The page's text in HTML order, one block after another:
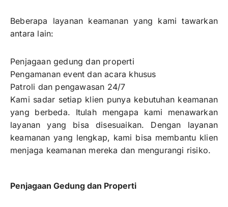
Beberapa layanan keamanan yang kami tawarkan
antara lain:
Penjagaan gedung dan properti
Pengamanan event dan acara khusus
Patroli dan pengawasan 24/7
Kami sadar setiap klien punya kebutuhan keamanan
yang berbeda. Itulah mengapa kami menawarkan
layanan yang bisa disesuaikan. Dengan layanan
keamanan yang lengkap, kami bisa membantu klien
menjaga keamanan mereka dan mengurangi risiko.
Penjagaan Gedung dan Properti